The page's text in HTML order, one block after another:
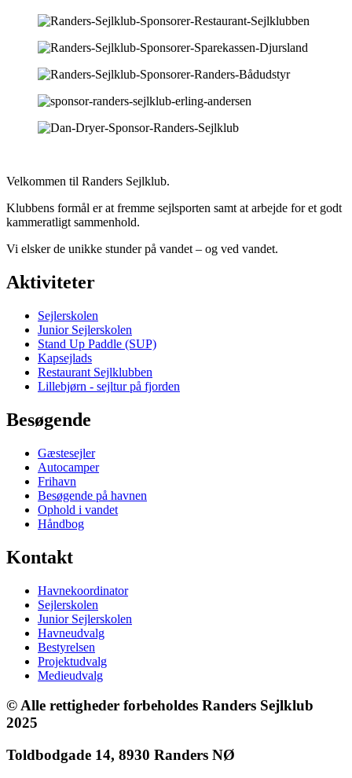
Velkommen til Randers Sejlklub.
Klubbens formål er at fremme sejlsporten samt at arbejde for et godt
kammeratligt sammenhold.
Vi elsker de unikke stunder på vandet – og ved vandet.
Aktiviteter
Sejlerskolen
Junior Sejlerskolen
Stand Up Paddle (SUP)
Kapsejlads
Restaurant Sejlklubben
Lillebjørn - sejltur på fjorden
Besøgende
Gæstesejler
Autocamper
Frihavn
Besøgende på havnen
Ophold i vandet
Håndbog
Kontakt
Havnekoordinator
Sejlerskolen
Junior Sejlerskolen
Havneudvalg
Bestyrelsen
Projektudvalg
Medieudvalg
© Alle rettigheder forbeholdes Randers Sejlklub
2025
Toldbodgade 14, 8930 Randers NØ